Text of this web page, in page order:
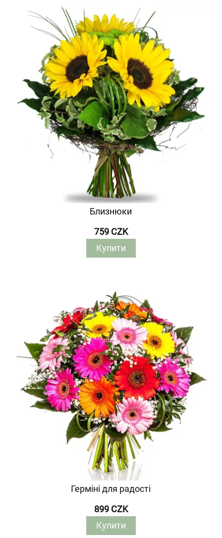
Близнюки
759 CZK
Купити
Герміні для радості
899 CZK
Купити